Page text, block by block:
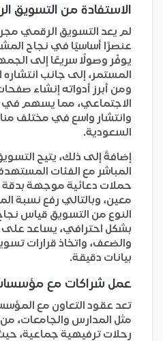
الاستفادة من التسويق
لم يعد التسويق الرقمي
عنصرًا أساسيًا في نجاح
يوفّر وصولًا سريعًا إلى
المستمر، إلى جانب
ومن أبرز أدواته إنشاء
الاجتماعي، مما يسهم
وانتشار واسع في مختلف
السعودية.
إضافةً إلى ذلك، يتيح
المباشر مع الفئات
حملات دعائية موجهة
معين، وبالتالي رفع نسبة
النوع من التسويق قياس نجاح
بشكل احترافي، يساعد على
والضعف، واتخاذ قرارات
بيانات دقيقة.
عمل شراكات مع
تعد عقود التعاون مع
مثل المدارس والجامعات، من
رحلات ترفيهية جماعية،